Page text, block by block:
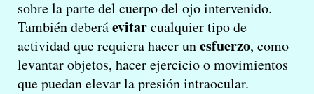
sobre la parte del cuerpo del ojo intervenido.
También deberáevitarcualquier tipo de
actividad que requiera hacer unesfuerzo, como
levantar objetos, hacer ejercicio o movimientos
que puedan elevar la presión intraocular.